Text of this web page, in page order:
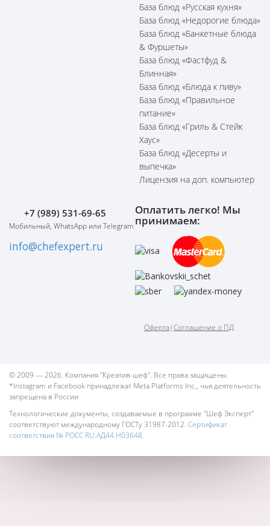
База блюд «Русская кухня»
База блюд «Недорогие блюда»
База блюд «Банкетные блюда
& Фуршеты»
База блюд «Фастфуд &
Блинная»
База блюд «Блюда к пиву»
База блюд «Правильное
питание»
База блюд «Гриль & Стейк
Хаус»
База блюд «Десерты и
выпечка»
Лицензия на доп. компьютер
+7 (989) 531-69-65
Мобильный, WhatsApp или Telegram
info@chefexpert.ru
Оплатить легко! Мы
принимаем:
Оферта|Соглашение о ПД
© 2009 — 2026. Компания "Креатив-шеф". Все права защищены.
*Instagram и Facebook принадлежат Meta Platforms Inc., чья деятельность
запрещена в России
Технологические документы, создаваемые в программе "Шеф Эксперт"
соответствуют международному ГОСТу 31987-2012. Сертификат
соответствия № РОСС RU.АД44.Н03648.